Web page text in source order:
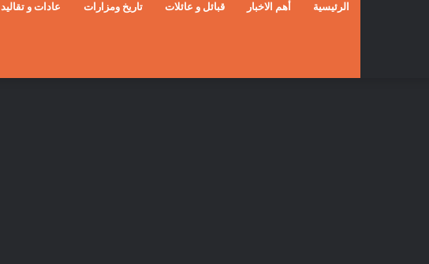
الرئيسية أهم الاخبار قبائل و عائلات تاريخ ومزارات عادات و تقاليد